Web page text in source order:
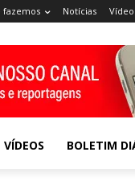
fazemos Notícias
VÍDEOS BOLETIM